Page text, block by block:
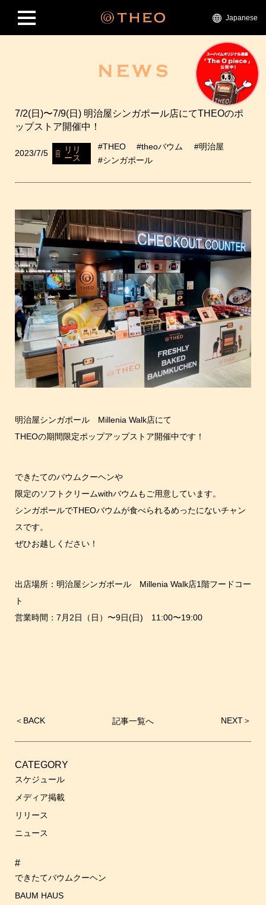
Japanese
7/2(日)〜7/9(日) 明治屋シンガポール店にてTHEOのポ
ップストア開催中！
2023/7/5
リリ
ース
#THEO #theoバウム
#明治屋
#シンガポール
明治屋シンガポール Millenia Walk店にて
THEOの期間限定ポップアップストア開催中です！
できたてのバウムクーヘンや
限定のソフトクリームwithバウムもご用意しています。
シンガポールでTHEOバウムが食べられるめったにないチャン
スです。
ぜひお越しください！
出店場所：明治屋シンガポール Millenia Walk店1階フードコー
ト
営業時間：7月2日（日）〜9日(日) 11:00〜19:00
記事一覧へ
投
ビ
ゲ
シ
ョ
ン
＜ BACK NEXT＞
CATEGORY
スケジュール
メディア掲載
リリース
ニュース
#
できたてバウムクーヘン
BAUM HAUS